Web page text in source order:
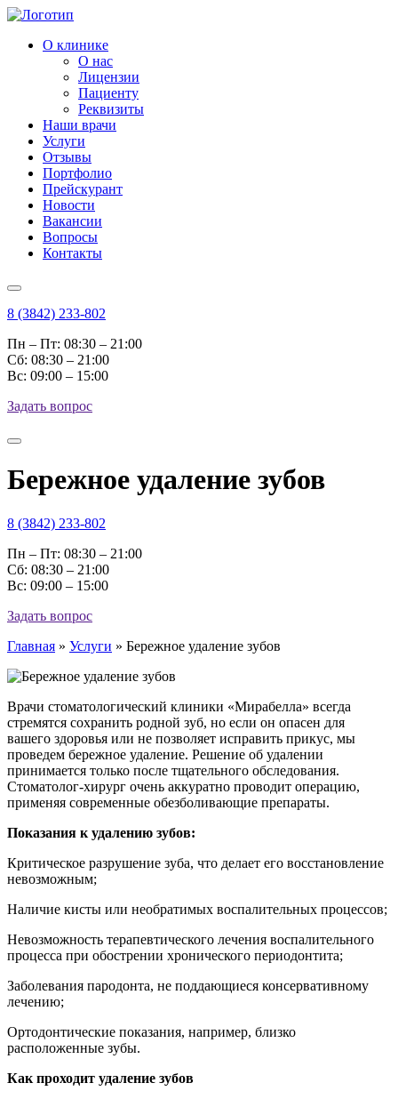
О клинике
О нас
Лицензии
Пациенту
Реквизиты
Наши врачи
Услуги
Отзывы
Портфолио
Прейскурант
Новости
Вакансии
Вопросы
Контакты
8 (3842) 233-802
Пн – Пт: 08:30 – 21:00
Cб: 08:30 – 21:00
Вс: 09:00 – 15:00
Задать вопрос
Бережное удаление зубов
8 (3842) 233-802
Пн – Пт: 08:30 – 21:00
Cб: 08:30 – 21:00
Вс: 09:00 – 15:00
Задать вопрос
Главная » Услуги » Бережное удаление зубов
Врачи стоматологический клиники «Мирабелла» всегда
стремятся сохранить родной зуб, но если он опасен для
вашего здоровья или не позволяет исправить прикус, мы
проведем бережное удаление. Решение об удалении
принимается только после тщательного обследования.
Стоматолог-хирург очень аккуратно проводит операцию,
применяя современные обезболивающие препараты.
Показания к удалению зубов:
Критическое разрушение зуба, что делает его восстановление
невозможным;
Наличие кисты или необратимых воспалительных процессов;
Невозможность терапевтического лечения воспалительного
процесса при обострении хронического периодонтита;
Заболевания пародонта, не поддающиеся консервативному
лечению;
Ортодонтические показания, например, близко
расположенные зубы.
Как проходит удаление зубов